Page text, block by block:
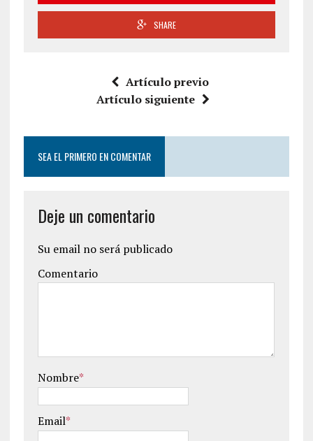
SHARE
Artículo previo
Artículo siguiente
SEA EL PRIMERO EN COMENTAR
Deje un comentario
Su email no será publicado
Comentario
Nombre*
Email*